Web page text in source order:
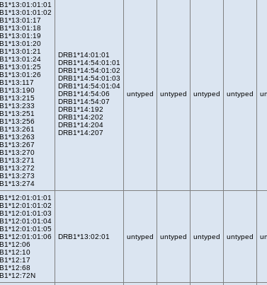
DRB1*14:01:01
DRB1*14:54:01:01
DRB1*14:54:01:02
DRB1*14:54:01:03
DRB1*14:54:01:04
DRB1*14:54:06
DRB1*14:54:07
DRB1*14:192
DRB1*14:202
DRB1*14:204
DRB1*14:207
untyped untyped untyped untyped
DRB1*13:02:01 untyped untyped untyped untyped